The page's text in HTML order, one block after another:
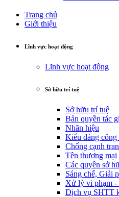
Trang chủ
Giới thiệu
Lĩnh vực hoạt động
Lĩnh vực hoạt động
Sở hữu trí tuệ
Sở hữu trí tuệ
Bản quyền tác
Nhãn hiệu
Kiểu dáng công
Chống cạnh
Tên thương mại
Các quyền sở
Sáng chế, Giải
Xử lý vi phạm -
Dịch vụ SHTT